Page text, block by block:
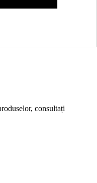
consultați